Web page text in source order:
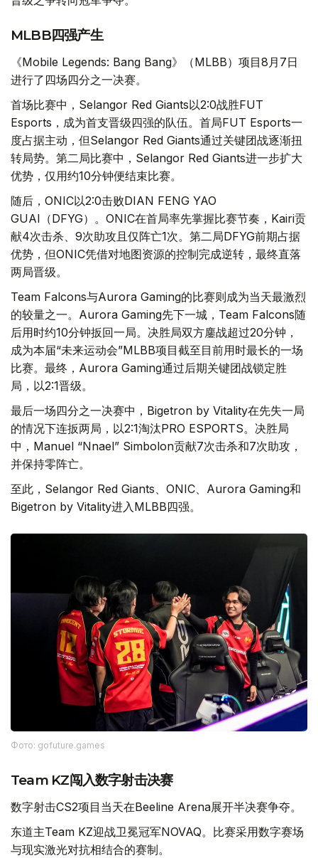
MLBB四强产生
《Mobile Legends: Bang Bang》（MLBB）项目8月7日
进行了四场四分之一决赛。
首场比赛中，Selangor Red Giants以2:0战胜FUT
Esports，成为首支晋级四强的队伍。首局FUT Esports一
度占据主动，但Selangor Red Giants通过关键团战逐渐扭
转局势。第二局比赛中，Selangor Red Giants进一步扩大
优势，仅用约10分钟便结束比赛。
随后，ONIC以2:0击败DIAN FENG YAO
GUAI（DFYG）。ONIC在首局率先掌握比赛节奏，Kairi贡
献4次击杀、9次助攻且仅阵亡1次。第二局DFYG前期占据
优势，但ONIC凭借对地图资源的控制完成逆转，最终直落
两局晋级。
Team Falcons与Aurora Gaming的比赛则成为当天最激烈
的较量之一。Aurora Gaming先下一城，Team Falcons随
后用时约10分钟扳回一局。决胜局双方鏖战超过20分钟，
成为本届“未来运动会”MLBB项目截至目前用时最长的一场
比赛。最终，Aurora Gaming通过后期关键团战锁定胜
局，以2:1晋级。
最后一场四分之一决赛中，Bigetron by Vitality在先失一局
的情况下连扳两局，以2:1淘汰PRO ESPORTS。决胜局
中，Manuel “Nnael” Simbolon贡献7次击杀和7次助攻，
并保持零阵亡。
至此，Selangor Red Giants、ONIC、Aurora Gaming和
Bigetron by Vitality进入MLBB四强。
Фото: gofuture.games
Team KZ闯入数字射击决赛
数字射击CS2项目当天在Beeline Arena展开半决赛争夺。
东道主Team KZ迎战卫冕冠军NOVAQ。比赛采用数字赛场
与现实激光对抗相结合的赛制。